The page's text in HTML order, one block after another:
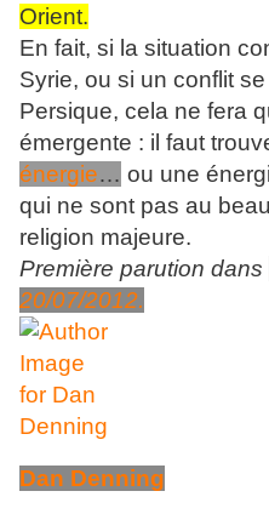
Orient.
En fait, si la situation
Syrie, ou si un conflit
Persique, cela ne fera
émergente : il faut
énergie… ou une
qui ne sont pas au
religion majeure.
Première parution dans
20/07/2012.
Dan Denning